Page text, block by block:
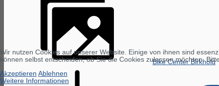
Bike Center Birkhold
Wir nutzen Cookies auf unserer Website. Einige von ihnen sind
können selbst entscheiden, ob Sie die Cookies zulassen möchten.
Akzeptieren Ablehnen
Weitere Informationen